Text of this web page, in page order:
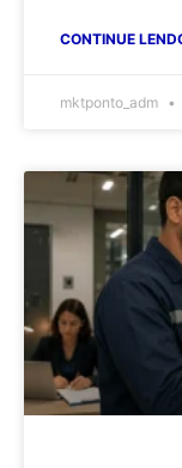
CONTINUE
mktponto_adm